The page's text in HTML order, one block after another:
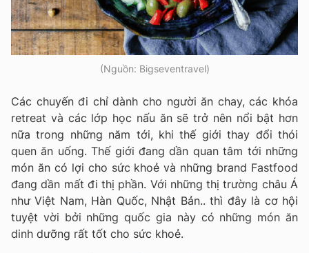
(Nguồn: Bigseventravel)
Các chuyến đi chỉ dành cho người ăn chay, các khóa
retreat và các lớp học nấu ăn sẽ trở nên nổi bật hơn
nữa trong những năm tới, khi thế giới thay đổi thói
quen ăn uống. Thế giới đang dần quan tâm tới những
món ăn có lợi cho sức khoẻ và những brand Fastfood
đang dần mất đi thị phần. Với những thị trường châu Á
như Việt Nam, Hàn Quốc, Nhật Bản.. thì đây là cơ hội
tuyệt vời bởi những quốc gia này có những món ăn
dinh dưỡng rất tốt cho sức khoẻ.